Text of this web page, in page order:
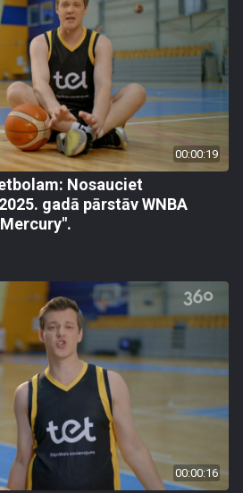
00:00:19
Nosauciet
gadā pārstāv WNBA
00:00:16